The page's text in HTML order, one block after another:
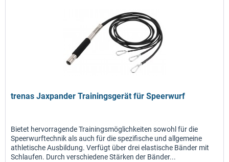
trenas Jaxpander Trainingsgerät für Speerwurf
Bietet hervorragende Trainingsmöglichkeiten sowohl für die
Speerwurftechnik als auch für die spezifische und allgemeine
athletische Ausbildung. Verfügt über drei elastische Bänder mit
Schlaufen. Durch verschiedene Stärken der Bänder...